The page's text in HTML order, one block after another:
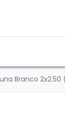
Branco 2x2.50